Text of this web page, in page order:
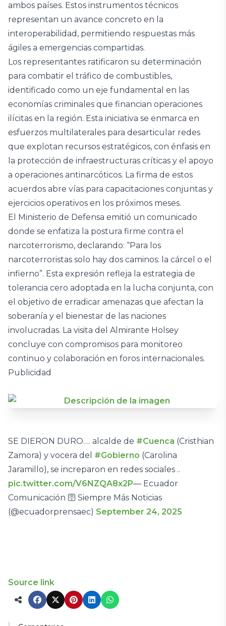
ambos países. Estos instrumentos técnicos
representan un avance concreto en la
interoperabilidad, permitiendo respuestas más
ágiles a emergencias compartidas.
Los representantes ratificaron su determinación
para combatir el tráfico de combustibles,
identificado como un eje fundamental en las
economías criminales que financian operaciones
ilícitas en la región. Esta iniciativa se enmarca en
esfuerzos multilaterales para desarticular redes
que explotan recursos estratégicos, con énfasis en
la protección de infraestructuras críticas y el apoyo
a operaciones antinarcóticos. La firma de estos
acuerdos abre vías para capacitaciones conjuntas y
ejercicios operativos en los próximos meses.
El Ministerio de Defensa emitió un comunicado
donde se enfatiza la postura firme contra el
narcoterrorismo, declarando: “Para los
narcoterroristas solo hay dos caminos: la cárcel o el
infierno”. Esta expresión refleja la estrategia de
tolerancia cero adoptada en la lucha conjunta, con
el objetivo de erradicar amenazas que afectan la
soberanía y el bienestar de las naciones
involucradas. La visita del Almirante Holsey
concluye con compromisos para monitoreo
continuo y colaboración en foros internacionales.
Publicidad
SE DIERON DURO…. alcalde de #Cuenca (Cristhian
Zamora) y vocera del #Gobierno (Carolina
Jaramillo), se increparon en redes sociales ..
pic.twitter.com/V6NZQA8x2P— Ecuador
Comunicación 🛜 Siempre Más Noticias
(@ecuadorprensaec) September 24, 2025
Source link